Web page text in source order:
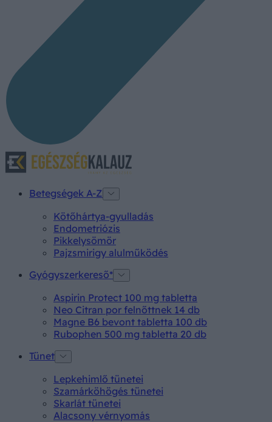
Betegségek A-Z
Kötőhártya-gyulladás
Endometriózis
Pikkelysömör
Pajzsmirigy alulműködés
Gyógyszerkereső*
Aspirin Protect 100 mg tabletta
Neo Citran por felnőttnek 14 db
Magne B6 bevont tabletta 100 db
Rubophen 500 mg tabletta 20 db
Tünet
Lepkehimlő tünetei
Szamárköhögés tünetei
Skarlát tünetei
Alacsony vérnyomás